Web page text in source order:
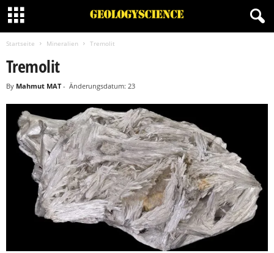
Startseite Mineralien Tremolit
Tremolit
By Mahmut MAT- Änderungsdatum: 23